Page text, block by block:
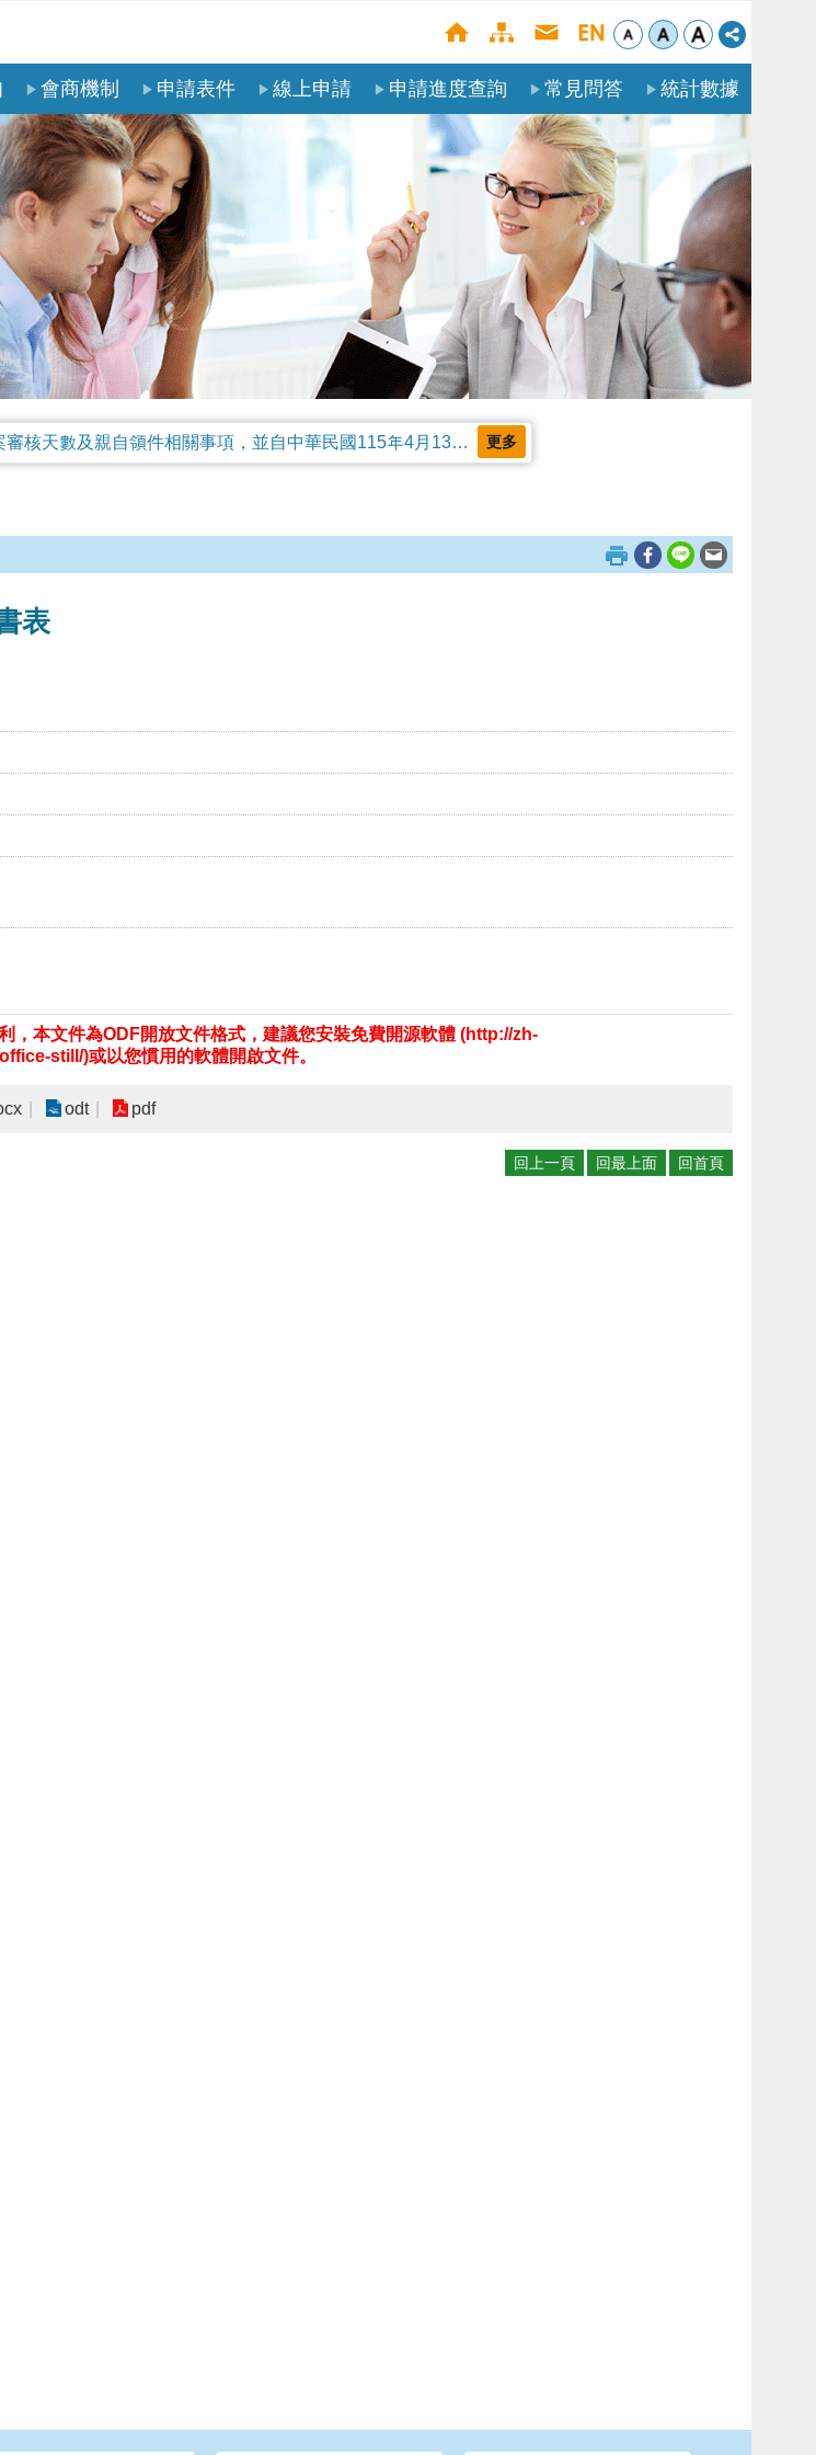
會商機制 申請表件 線上申請 申請進度查詢 常見問答 統計數據
公告本部受理聘僱外國人申請案審核天數及親自領件相關事項，並自中華民國115年4月13日生效。 更多
表
，本文件為ODF開放文件格式，建議您安裝免費開源軟體 (http://zh-
still/)或以您慣用的軟體開啟文件。
odt pdf
回上一頁 回最上面 回首頁